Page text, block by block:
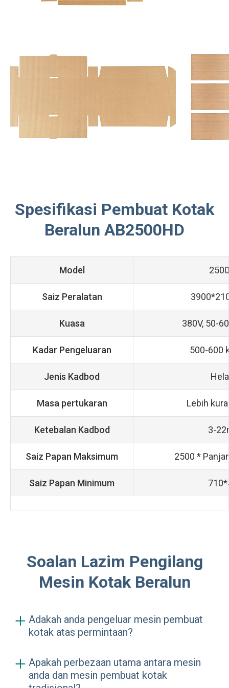
Spesifikasi Pembuat Kotak
Beralun AB2500HD
Model
Saiz Peralatan
Kuasa 380V, 50-
Kadar Pengeluaran 500-600
Jenis Kadbod
Masa pertukaran Lebih
Ketebalan Kadbod 3-
Saiz Papan Maksimum 2500 *
Saiz Papan Minimum
Soalan Lazim Pengilang
Mesin Kotak Beralun
Adakah anda pengeluar mesin pembuat
kotak atas permintaan?
Ya, kami merupakan pengeluar jualan
langsung mesin pembuat kotak yang
Apakah perbezaan utama antara mesin
anda dan mesin pembuat kotak